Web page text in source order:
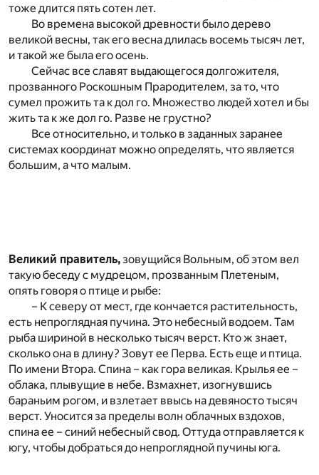
тоже длится пять сотен лет.
Во времена высокой древности было дерево
великой весны, так его весна длилась восемь тысяч лет,
и такой же была его осень.
Сейчас все славят выдающегося долгожителя,
прозванного Роскошным Прародителем, за то, что
сумел прожить та к дол го. Множество людей хотел и бы
жить та к же дол го. Разве не грустно?
Все относительно, и только в заданных заранее
системах координат можно определять, что является
большим, а что малым.
Великий правитель, зовущийся Вольным, об этом вел
такую беседу с мудрецом, прозванным Плетеным,
опять говоря о птице и рыбе:
– К северу от мест, где кончается растительность,
есть непроглядная пучина. Это небесный водоем. Там
рыба шириной в несколько тысяч верст. Кто ж знает,
сколько она в длину? Зовут ее Перва. Есть еще и птица.
По имени Втора. Спина – как гора великая. Крылья ее –
облака, плывущие в небе. Взмахнет, изогнувшись
бараньим рогом, и взлетает ввысь на девяносто тысяч
верст. Уносится за пределы волн облачных вздохов,
спина ее – синий небесный свод. Оттуда отправляется к
югу, чтобы добраться до непроглядной пучины юга.